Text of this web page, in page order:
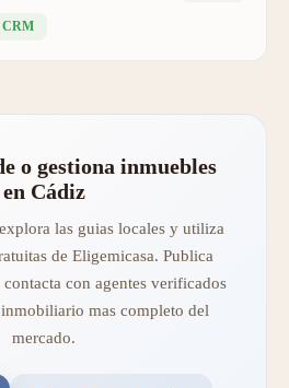
CRM
o gestiona inmuebles
en Cádiz
las guias locales y utiliza
de Eligemicasa. Publica
con agentes verificados
mas completo del
mercado.